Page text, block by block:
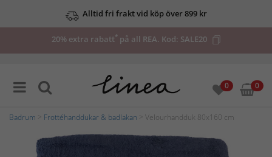
Alltid fri frakt vid köp över 899 kr
20% extra rabatt*på all REA. Kod: SALE20
0 0
Badrum Frottéhanddukar & badlakan > Velourhandduk 80x160 cm